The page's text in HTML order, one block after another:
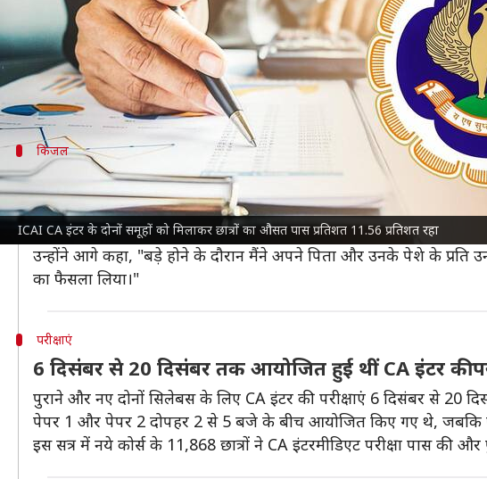
ICAI CA इंटर के दोनों समूहों को मिलाकर छात्रों का औसत पास प्रतिशत 11.56 प्रतिशत रहा
लंबे इंतजार के बादइंस्टीट्यूट ऑफ चार्टर्ड अकाउंटेंट्स ऑफ इंडिया (ICAI)
इस परीक्षा मेंकोलकाताकी रहने वाली किंजल अजमेरा ने टॉप किया है।
सत्र में समूह-I का पास प्रतिशत 21.78 प्रतिशत रहा, वहीं समूह-II का
किंजल
पिता की राह पर चलीं किंजल
ICAI CA टॉप करने वाली किंजल के पिता भीचार्टर्ड अकाउंटेंट
उन्होंनेइंडियन एक्सप्रेससे बात करते हुए कहा कि आज वो जो कुछ भी हैं, अपने
उन्होंने आगे कहा, "बड़े होने के दौरान मैंने अपने पिता और उनके पेशे के प्रति
का फैसला लिया।"
परीक्षाएं
6 दिसंबर से 20 दिसंबर तक आयोजित हुई थीं CA इंटर की
पुराने और नए दोनों सिलेबस के लिए CA इंटर की परीक्षाएं 6 दिसंबर से 20
पेपर 1 और पेपर 2 दोपहर 2 से 5 बजे के बीच आयोजित किए गए थे,
इस सत्र में नये कोर्स के 11,868 छात्रों ने CA इंटरमीडिएट परीक्षा पास की और